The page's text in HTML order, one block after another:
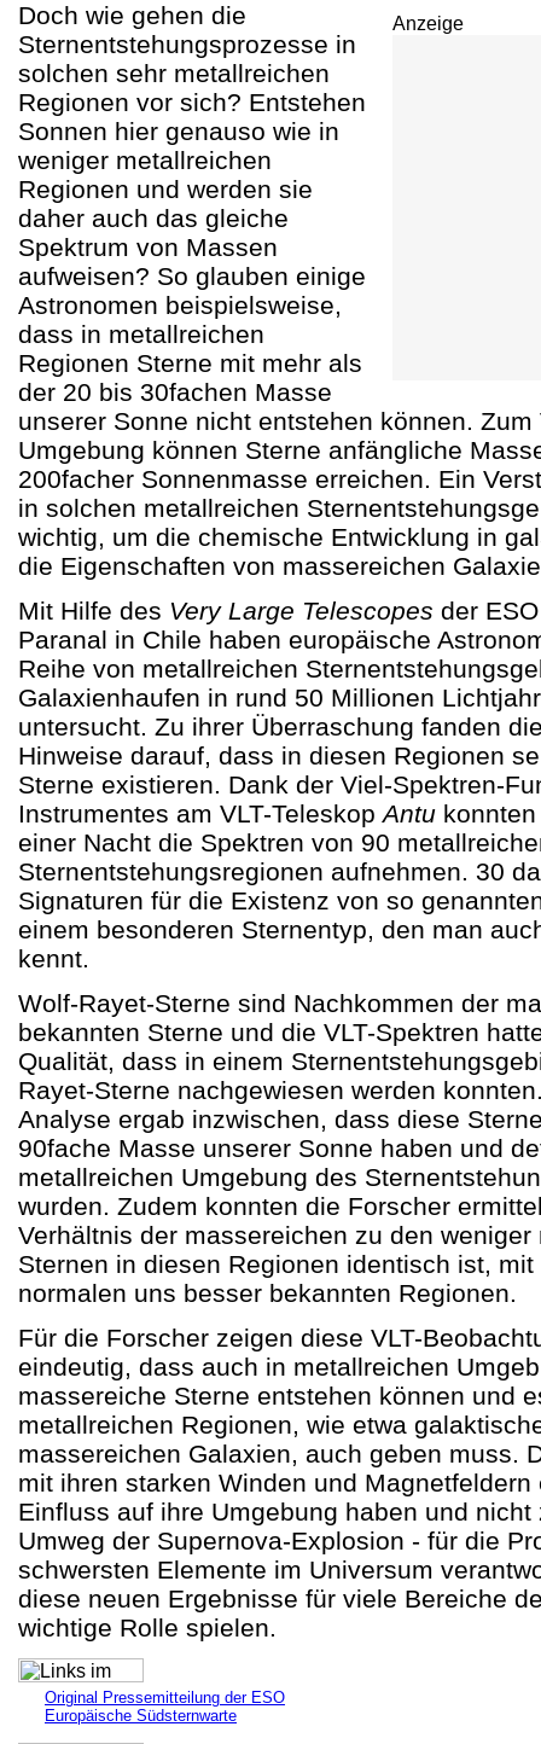
Anzeige
Doch wie gehen die
Sternentstehungsprozesse in
solchen sehr metallreichen
Regionen vor sich? Entstehen
Sonnen hier genauso wie in
weniger metallreichen
Regionen und werden sie
daher auch das gleiche
Spektrum von Massen
aufweisen? So glauben einige
Astronomen beispielsweise,
dass in metallreichen
Regionen Sterne mit mehr als
der 20 bis 30fachen Masse
unserer Sonne nicht entstehen können.
Umgebung können Sterne anfängliche
200facher Sonnenmasse erreichen. Ein
in solchen metallreichen
wichtig, um die chemische Entwicklung in
die Eigenschaften von massereichen
Mit Hilfe des Very Large Telescopes der
Paranal in Chile haben europäische
Reihe von metallreichen
Galaxienhaufen in rund 50 Millionen
untersucht. Zu ihrer Überraschung fanden
Hinweise darauf, dass in diesen Regionen
Sterne existieren. Dank der Viel-Spektren-
Instrumentes am VLT-TeleskopAntu
einer Nacht die Spektren von 90
Sternentstehungsregionen aufnehmen. 30
Signaturen für die Existenz von so
einem besonderen Sternentyp, den man
kennt.
Wolf-Rayet-Sterne sind Nachkommen der
bekannten Sterne und die VLT-Spektren
Qualität, dass in einem
Rayet-Sterne nachgewiesen werden
Analyse ergab inzwischen, dass diese
90fache Masse unserer Sonne haben und
metallreichen Umgebung des
wurden. Zudem konnten die Forscher
Verhältnis der massereichen zu den weniger
Sternen in diesen Regionen identisch ist,
normalen uns besser bekannten Regionen.
Für die Forscher zeigen diese VLT-
eindeutig, dass auch in metallreichen
massereiche Sterne entstehen können und
metallreichen Regionen, wie etwa
massereichen Galaxien, auch geben muss.
mit ihren starken Winden und
Einfluss auf ihre Umgebung haben und
Umweg der Supernova-Explosion - für die
schwersten Elemente im Universum
diese neuen Ergebnisse für viele Bereiche
wichtige Rolle spielen.
Original Pressemitteilung der ESO
Europäische Südsternwarte